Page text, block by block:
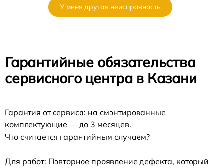
У меня другая неисправность
Гарантийные обязательства
сервисного центра в Казани
Гарантия от сервиса: на смонтированные
комплектующие — до 3 месяцев.
Что считается гарантийным случаем?
Для работ: Повторное проявление дефекта, который